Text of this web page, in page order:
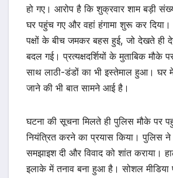
हो गए। आरोप है कि शुक्रवार शाम बड़ी
घर पहुंच गए और वहां हंगामा शुरू कर दिया।
पक्षों के बीच जमकर बहस हुई, जो देखते ही
बदल गई। प्रत्यक्षदर्शियों के मुताबिक मौके
साथ लाठी-डंडों का भी इस्तेमाल हुआ। घर
जाने की भी बात सामने आई है।
घटना की सूचना मिलते ही पुलिस मौके पर
नियंत्रित करने का प्रयास किया। पुलिस ने
समझाइश दी और विवाद को शांत कराया।
इलाके में तनाव बना हुआ है। सोशल मीडिया